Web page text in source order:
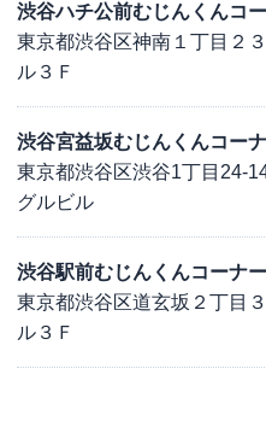
渋谷ハチ公前むじんくんコ
東京都渋谷区神南１丁目２
ル３Ｆ
渋谷宮益坂むじんくんコー
東京都渋谷区渋谷1丁目24-
グルビル
渋谷駅前むじんくんコーナー
東京都渋谷区道玄坂２丁目
ル３Ｆ